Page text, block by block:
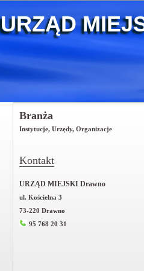
URZĄD
Branża
Instytucje, Urzędy, Organizacje
Kontakt
URZĄD MIEJSKI Drawno
ul. Kościelna 3
73-220 Drawno
95 768 20 31